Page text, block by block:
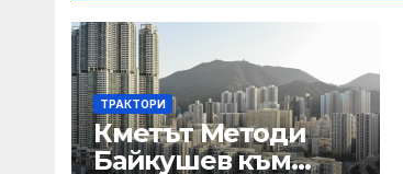
ТРАКТОРИ
Кметът Методи
Байкушев към